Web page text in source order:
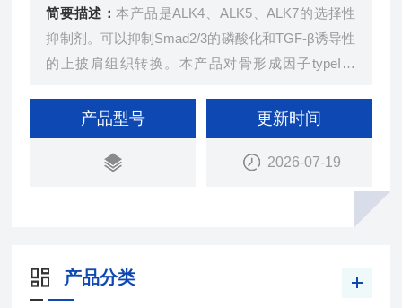
简要描述：本产品是ALK4、ALK5、ALK7的选择性
抑制剂。可以抑制Smad2/3的磷酸化和TGF-β诱导性
的上披肩组织转换。本产品对骨形成因子typeI受
产品型号 更新时间
2026-07-19
产品分类